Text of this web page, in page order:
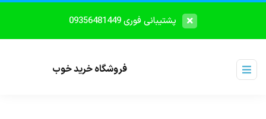
پشتیبانی فوری 09356481449
فروشگاه خرید خوب